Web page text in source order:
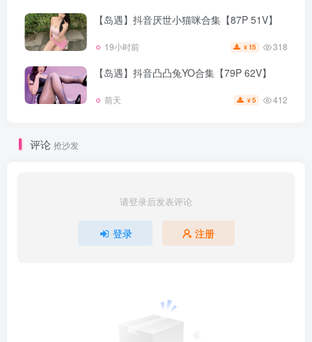
【岛遇】抖音厌世小猫咪合集【87P 51V】
19小时前 ¥ 15 318
【岛遇】抖音凸凸兔YO合集【79P 62V】
前天 ¥5 412
评论 抢沙发
请登录后发表评论
登录 注册